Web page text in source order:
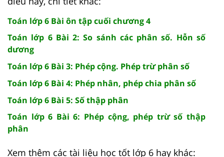
Toán lớp 6 Bài ôn tập cuối chương 4
Toán lớp 6 Bài 2: So sánh các phân số. Hỗn số
dương
Toán lớp 6 Bài 3: Phép cộng. Phép trừ phân số
Toán lớp 6 Bài 4: Phép nhân, phép chia phân số
Toán lớp 6 Bài 5: Số thập phân
Toán lớp 6 Bài 6: Phép cộng, phép trừ số thập
phân
Xem thêm các tài liệu học tốt lớp 6 hay khác: